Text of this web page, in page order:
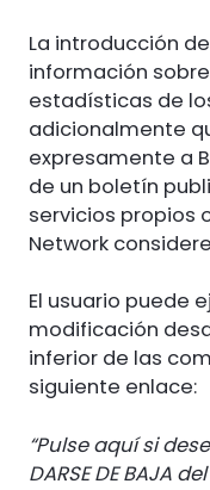
La introducción
información
estadísticas de
adicionalmente
expresamente a
de un boletín
servicios propios
Network
El usuario puede
modificación
inferior de las
siguiente enlace:
“Pulse aquí si
DARSE DE BAJA